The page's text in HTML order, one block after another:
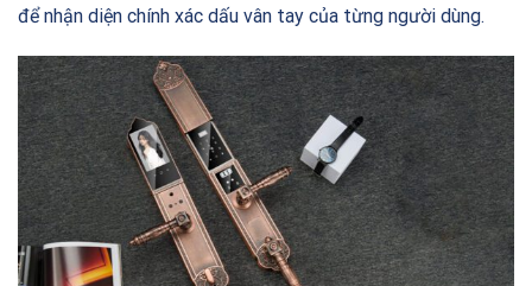
để nhận diện chính xác dấu vân tay của từng người dùng.